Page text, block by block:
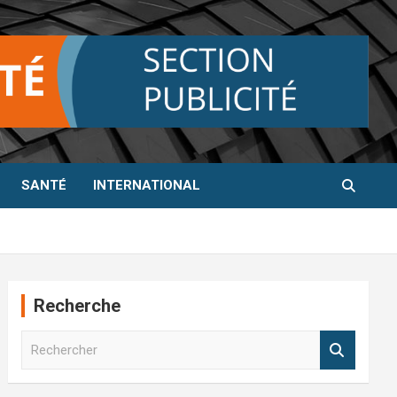
SANTÉ INTERNATIONAL
Recherche